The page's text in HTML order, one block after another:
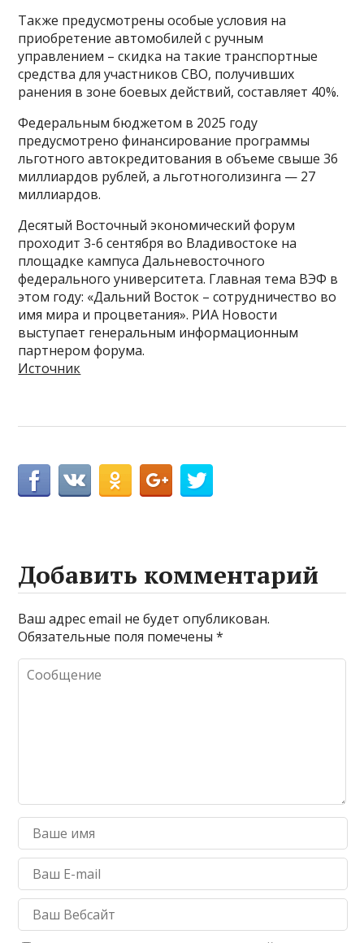
Также предусмотрены особые условия на
приобретение автомобилей с ручным
управлением – скидка на такие транспортные
средства для участников СВО, получивших
ранения в зоне боевых действий, составляет 40%.
Федеральным бюджетом в 2025 году
предусмотрено финансирование программы
льготного автокредитования в объеме свыше 36
миллиардов рублей, а льготноголизинга — 27
миллиардов.
Десятый Восточный экономический форум
проходит 3-6 сентября во Владивостоке на
площадке кампуса Дальневосточного
федерального университета. Главная тема ВЭФ в
этом году: «Дальний Восток – сотрудничество во
имя мира и процветания». РИА Новости
выступает генеральным информационным
партнером форума.
Источник
Добавить комментарий
Ваш адрес email не будет опубликован.
Обязательные поля помечены*